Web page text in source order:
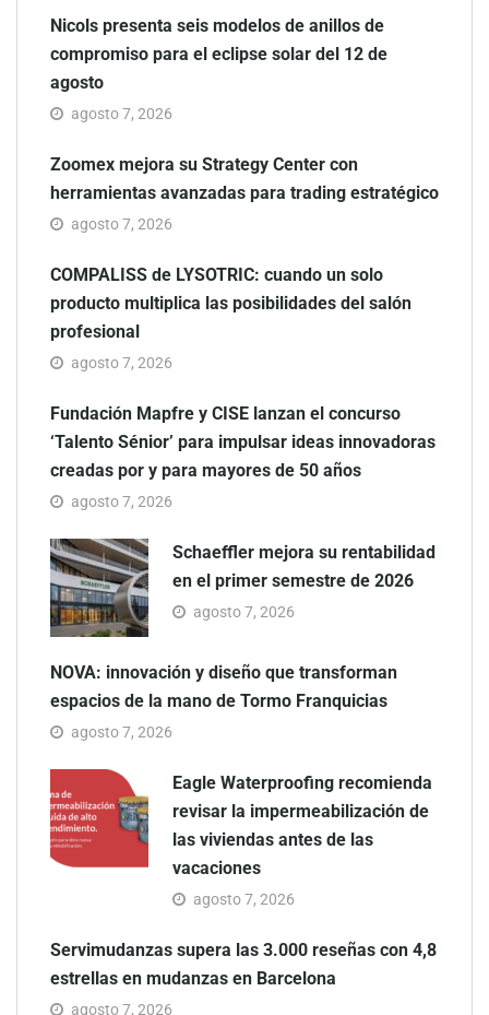
Nicols presenta seis modelos de anillos de
compromiso para el eclipse solar del 12 de
agosto
agosto 7, 2026
Zoomex mejora su Strategy Center con
herramientas avanzadas para trading estratégico
agosto 7, 2026
COMPALISS de LYSOTRIC: cuando un solo
producto multiplica las posibilidades del salón
profesional
agosto 7, 2026
Fundación Mapfre y CISE lanzan el concurso
‘Talento Sénior’ para impulsar ideas innovadoras
creadas por y para mayores de 50 años
agosto 7, 2026
Schaeffler mejora su rentabilidad
en el primer semestre de 2026
agosto 7, 2026
NOVA: innovación y diseño que transforman
espacios de la mano de Tormo Franquicias
agosto 7, 2026
Eagle Waterproofing recomienda
revisar la impermeabilización de
las viviendas antes de las
vacaciones
agosto 7, 2026
Servimudanzas supera las 3.000 reseñas con 4,8
estrellas en mudanzas en Barcelona
agosto 7, 2026